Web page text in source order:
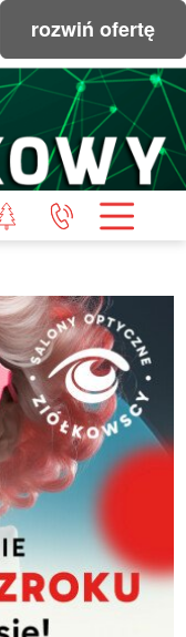
rozwiń ofertę